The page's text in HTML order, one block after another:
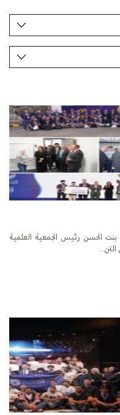
الحسن رئيس الجمعية العلمية